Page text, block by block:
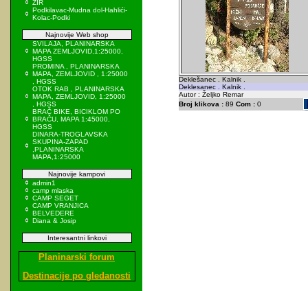
ZIR
Podkilavac-Mudna dol-Hahlići-
Kolac-Podki
Najnovije Web shop
SVILAJA, PLANINARSKA
MAPA ZEMLJOVID,1:25000,
HGSS
PROMINA , PLANINARSKA
MAPA, ZEMLJOVID , 1:25000
, HGSS
OTOK RAB , PLANINARSKA
MAPA, ZEMLJOVID, 1:25000
, HGSS
BRAČ BIKE, BICIKLOM PO
BRAČU, MAPA 1:45000,
HGSS
DINARA-TROGLAVSKA
SKUPINA-ZAPAD
,PLANINARSKA
MAPA,1:25000
Najnovije kampovi
admin1
camp mlaska
CAMP SEGET
CAMP VRANJICA
BELVEDERE
Diana & Josip
Interesantni linkovi
Planinarski forum
Destinacije po gledanosti
Deklešanec . Kalnik .
Deklesanec . Kalnik .
Autor : Željko Remar
Broj klikova :89 Com :0